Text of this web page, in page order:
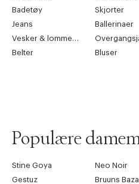
Badetøy
Skjorter
Jeans
Ballerinaer
Vesker & lommebøker
Belter
Bluser
Populære
Stine Goya Neo Noir
Gestuz
Bruuns